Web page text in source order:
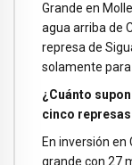
Grande en
agua arriba de
represa de
solamente
¿Cuánto
cinco
En inversión en
grande con 27